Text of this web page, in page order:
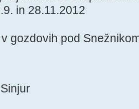
in 28.11.2012
gozdovih pod